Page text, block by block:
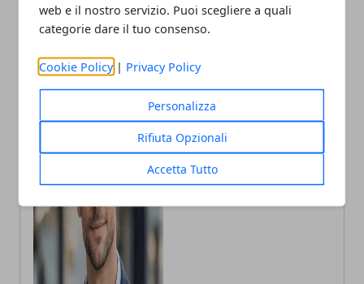
web e il nostro servizio. Puoi scegliere a quali
categorie dare il tuo consenso.
Cookie Policy | Privacy Policy
Personalizza
Rifiuta Opzionali
Accetta Tutto